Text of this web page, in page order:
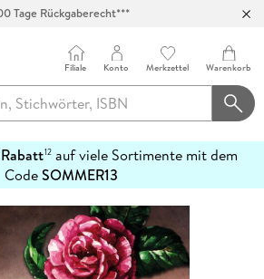
Tage Rückgaberecht***
Filiale Konto Merkzettel Warenkorb
Rabatt12auf viele Sortimente mit dem
CodeSOMMER13